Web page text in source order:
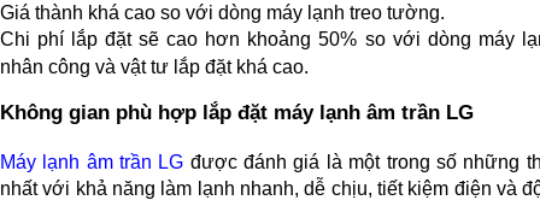
Giá thành khá cao so với dòng máy lạnh treo tường.
Chi phí lắp đặt sẽ cao hơn khoảng 50% so với dòng máy
nhân công và vật tư lắp đặt khá cao.
Không gian phù hợp lắp đặt máy lạnh âm trần LG
Máy lạnh âm trần LG được đánh giá là một trong số những
nhất với khả năng làm lạnh nhanh, dễ chịu, tiết kiệm điện và